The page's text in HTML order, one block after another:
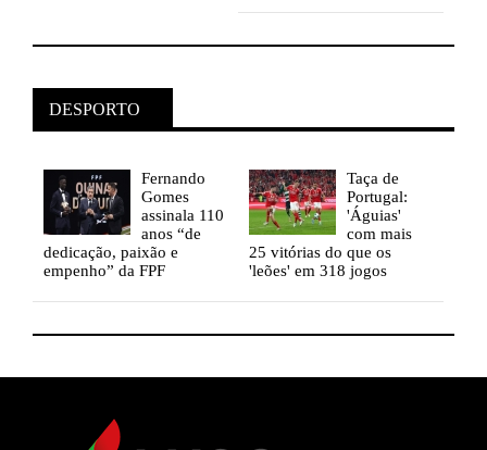
DESPORTO
Fernando
Gomes
assinala 110
anos “de
dedicação, paixão e
empenho” da FPF
Taça de
Portugal:
'Águias'
com mais
25 vitórias do que os
'leões' em 318 jogos